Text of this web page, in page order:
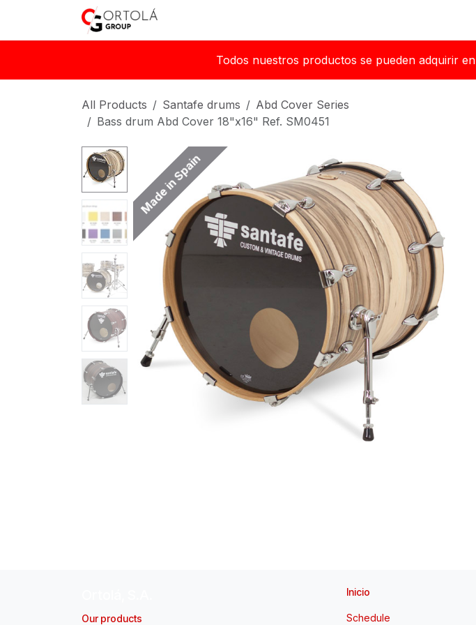
Todos nuestros productos se pueden adquirir en
All Products Santafe drums
Abd Cover Series
Bass drum Abd Cover 18"x16" Ref. SM0451
Made in Spain
Our products
Inicio
Schedule